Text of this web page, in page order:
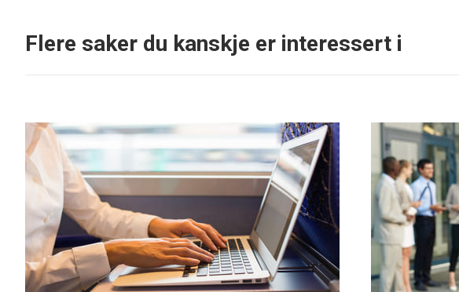
Flere saker du kanskje er interessert i